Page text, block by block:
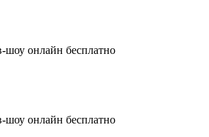
шоу онлайн бесплатно
шоу онлайн бесплатно